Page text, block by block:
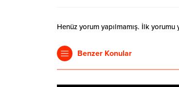
Henüz yorum yapılmamış. İlk
Benzer Konular